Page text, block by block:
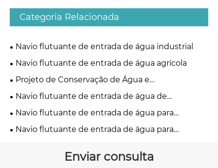
Categoria Relacionada
Navio flutuante de entrada de água industrial
Navio flutuante de entrada de água agrícola
Projeto de Conservação de Água e
Abastecimento Municipal de Água Navio
Navio flutuante de entrada de água de
emergência
Navio flutuante de entrada de água para
tratamento ambiental
Navio flutuante de entrada de água para
Enviar consulta